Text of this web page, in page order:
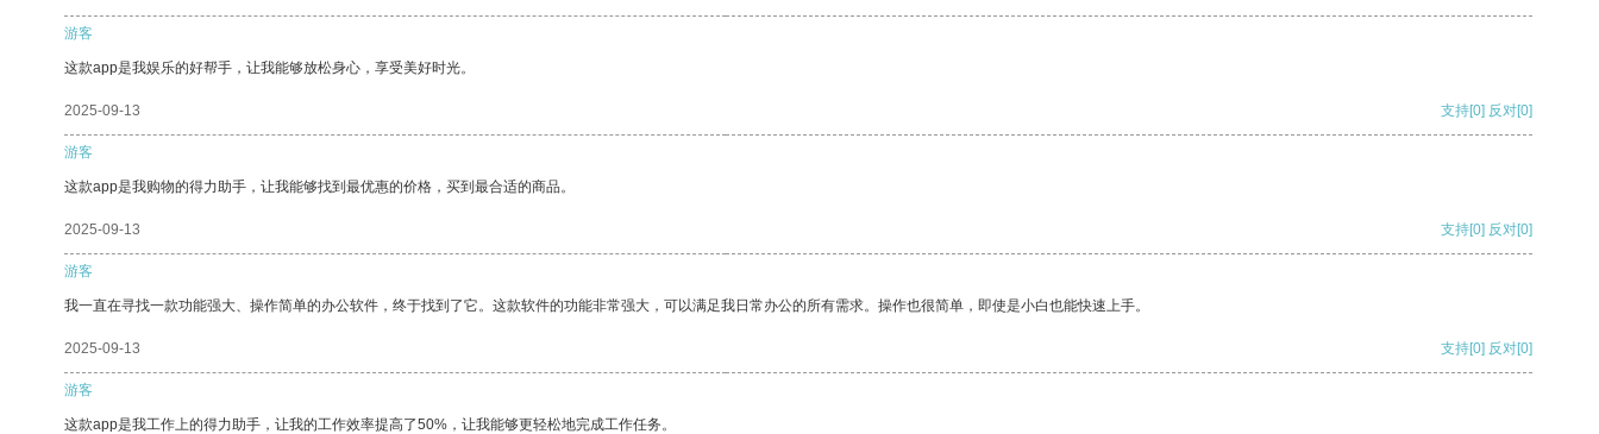
游客
这款app是我娱乐的好帮手，让我能够放松身心，享受美好时光。
2025-09-13 支持[0] 反对[0]
游客
这款app是我购物的得力助手，让我能够找到最优惠的价格，买到最合适的商品。
2025-09-13 支持[0] 反对[0]
游客
我一直在寻找一款功能强大、操作简单的办公软件，终于找到了它。这款软件的功能非常强大，可以满足我日常办公的所有需求。操作也很简单，即使是小白也能快速上手。
2025-09-13 支持[0] 反对[0]
游客
这款app是我工作上的得力助手，让我的工作效率提高了50%，让我能够更轻松地完成工作任务。